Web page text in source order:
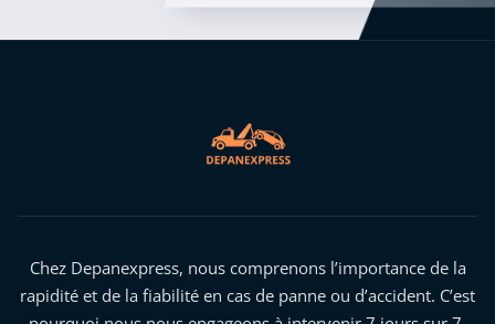
Chez Depanexpress, nous comprenons l’importance de la
rapidité et de la fiabilité en cas de panne ou d’accident. C’est